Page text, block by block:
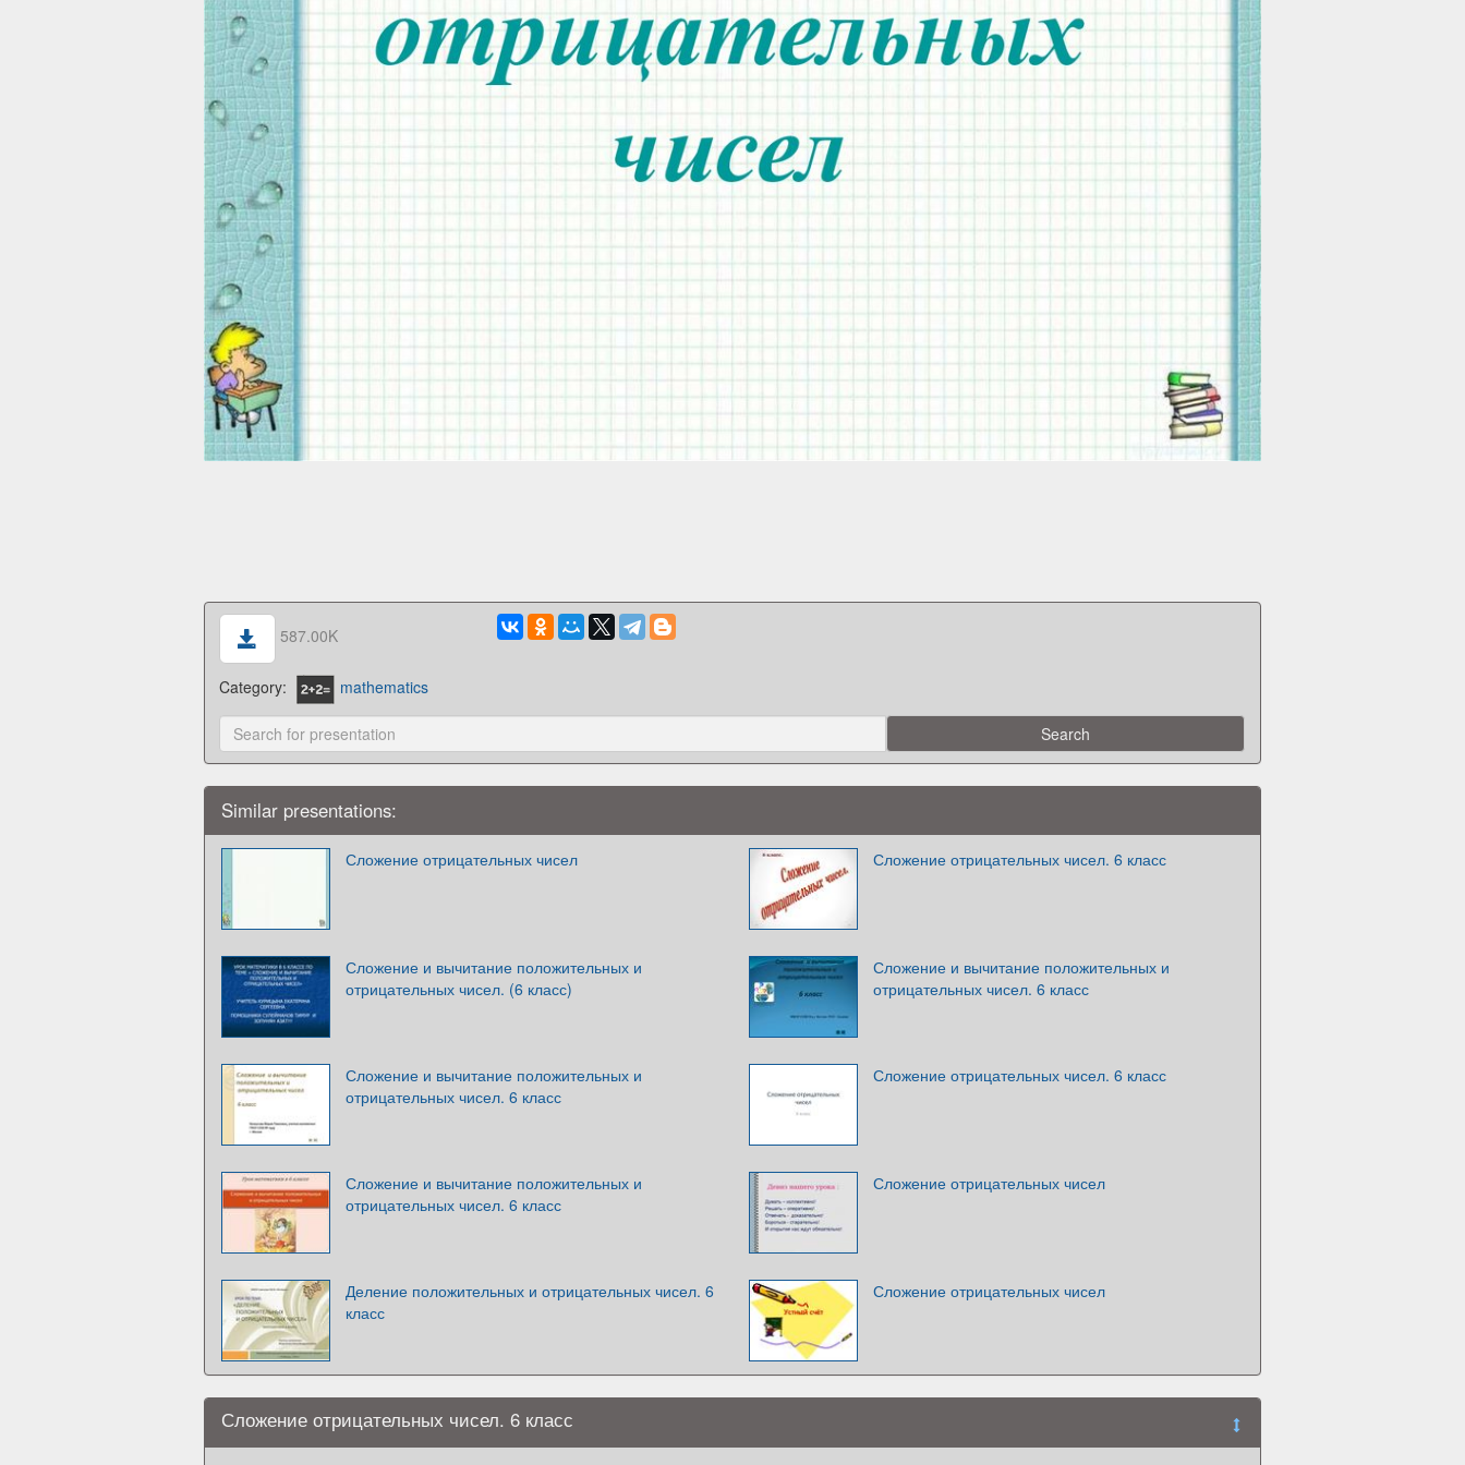
587.00K
Category: mathematics
Similar presentations:
Сложение отрицательных чисел Сложение отрицательных чисел. 6 класс
Сложение и вычитание положительных и
отрицательных чисел. (6 класс)
Сложение и вычитание положительных и
отрицательных чисел. 6 класс
Сложение и вычитание положительных и
отрицательных чисел. 6 класс
Сложение отрицательных чисел. 6 класс
Сложение и вычитание положительных и
отрицательных чисел. 6 класс
Сложение отрицательных чисел
Деление положительных и отрицательных чисел. 6
класс
Сложение отрицательных чисел
Сложение отрицательных чисел. 6 класс